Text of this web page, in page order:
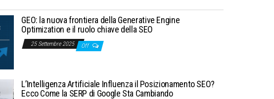
GEO: la nuova frontiera della Generative Engine
Optimization e il ruolo chiave della SEO
25 Settembre 2025 Off
L’Intelligenza Artificiale Influenza il Posizionamento SEO?
Ecco Come la SERP di Google Sta Cambiando